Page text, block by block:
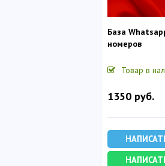
База
номеров
Товар в
1350 руб.